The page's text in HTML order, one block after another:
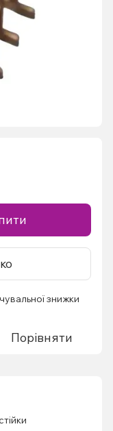
знижки
Порівняти